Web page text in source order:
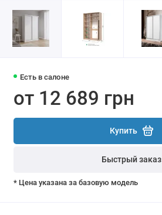
Есть в салоне
от 12 689 грн
Купить
Быстрый заказ
* Цена указана за базовую модель